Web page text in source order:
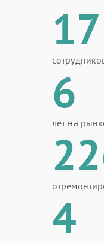
17
6
лет на
4